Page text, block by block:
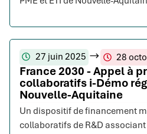
27 juin 2025 28
France 2030 - Appel à
collaboratifs i-Démo
Nouvelle-Aquitaine
Un dispositif de financement
collaboratifs de R&D